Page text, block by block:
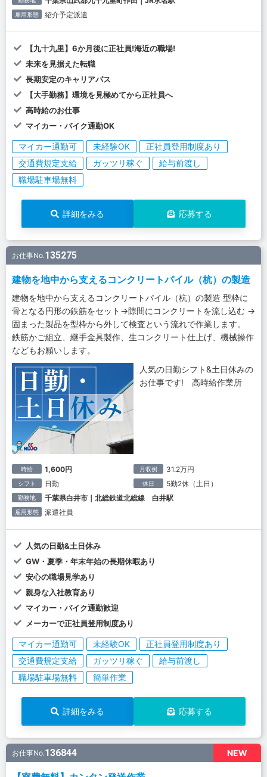
雇用形態 紹介予定派遣
【九十九里】6か月後に正社員!海近の職場!
未来を見据えた転職
長期安定のキャリアパス
【大手勤務】環境を見極めてから正社員へ
高時給のお仕事
マイカー・バイク通勤OK
マイカー通勤可 未経験OK
正社員登用制度あり
交通費規定支給
ガッツリ稼ぐ
給与前渡し
職場駐車場無料
詳細をみる 応募する
お仕事No.135275
建物を地中から支えるコンクリートパイル（杭）の製造
建物を地中から支えるコンクリートパイル（杭）の製造 型枠に
骨となる円形の鉄筋をセット→隙間にコンクリートを流し込む →
固まった製品を型枠から外して検査という流れで作業します。
鉄筋かご組立、継手金具製作、生コンクリート仕上げ、機械操作
などもお願いします。
人気の日勤シフト&土日休みの
お仕事です! 高時給作業所
時給 1,600円 月収例 31.2万円
シフト 日勤 休日 5勤2休（土日）
勤務地 千葉県白井市｜北総鉄道北総線 白井駅
雇用形態 派遣社員
人気の日勤&土日休み
GW・夏季・年末年始の長期休暇あり
安心の職場見学あり
親身な入社教育あり
マイカー・バイク通勤歓迎
メーカーで正社員登用制度あり
マイカー通勤可 未経験OK
正社員登用制度あり
交通費規定支給
ガッツリ稼ぐ
給与前渡し
職場駐車場無料
簡単作業
詳細をみる 応募する
NEW
お仕事No.136844